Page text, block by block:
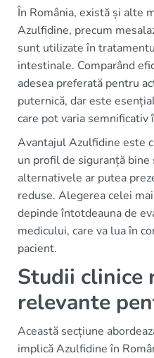
În România, există și alte
Azulfidine, precum
sunt utilizate în
intestinale. Comparând
adesea preferată pentru
puternică, dar este
care pot varia
Avantajul Azulfidine este
un profil de siguranță
alternativele ar putea
reduse. Alegerea celei
depinde întotdeauna de
medicului, care va lua în
pacient.
Studii clinice
relevante
Această secțiune
implică Azulfidine în